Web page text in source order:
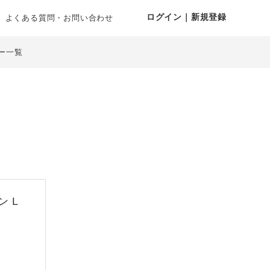
よくある質問・お問い合わせ ログイン｜新規登録
一覧
L